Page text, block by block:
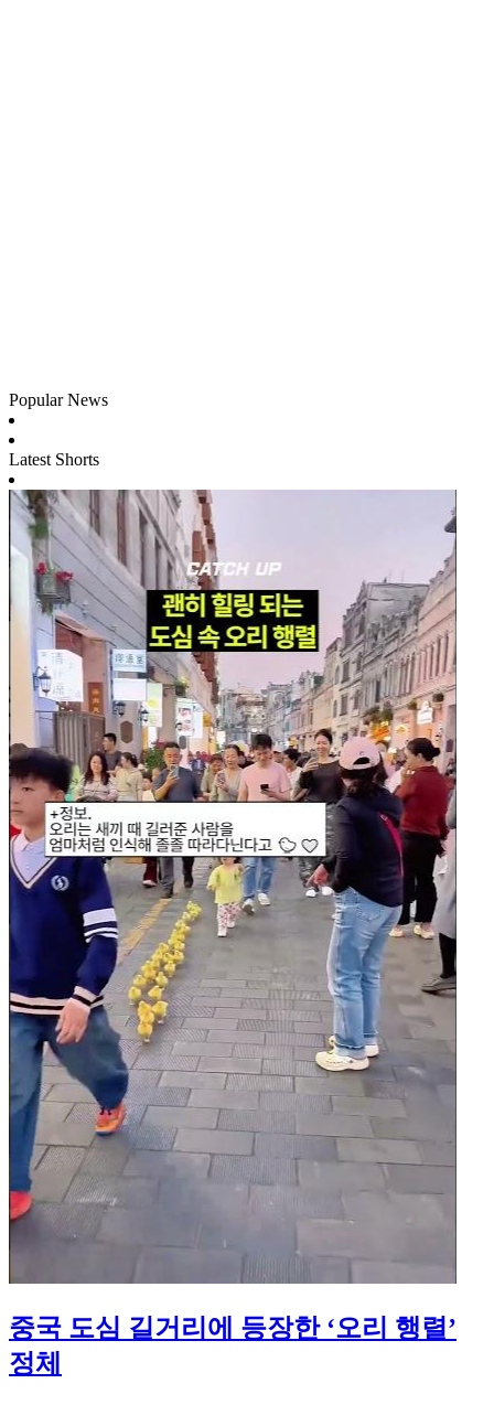
Popular News
Latest Shorts
중국 도심 길거리에 등장한 ‘오리 행렬’
정체